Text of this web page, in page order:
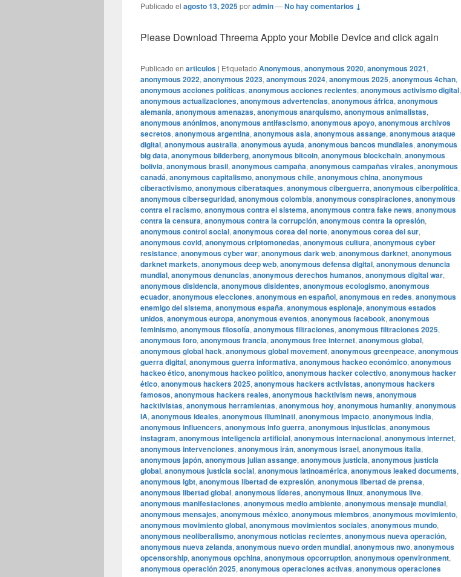
Publicado el agosto 13, 2025poradmin—No hay comentarios ↓
Please Download Threema Appto your Mobile Device and click again
Publicado en articulos | Etiquetado Anonymous, anonymous 2020, anonymous 2021,
anonymous 2022, anonymous 2023, anonymous 2024, anonymous 2025, anonymous 4chan,
anonymous acciones políticas, anonymous acciones recientes, anonymous activismo digital,
anonymous actualizaciones, anonymous advertencias, anonymous áfrica, anonymous
alemania, anonymous amenazas, anonymous anarquismo, anonymous animalistas,
anonymous anónimos, anonymous antifascismo, anonymous apoyo, anonymous archivos
secretos, anonymous argentina, anonymous asia, anonymous assange, anonymous ataque
digital, anonymous australia, anonymous ayuda, anonymous bancos mundiales, anonymous
big data, anonymous bilderberg, anonymous bitcoin, anonymous blockchain, anonymous
bolivia, anonymous brasil, anonymous campaña, anonymous campañas virales, anonymous
canadá, anonymous capitalismo, anonymous chile, anonymous china, anonymous
ciberactivismo, anonymous ciberataques, anonymous ciberguerra, anonymous ciberpolítica,
anonymous ciberseguridad, anonymous colombia, anonymous conspiraciones, anonymous
contra el racismo, anonymous contra el sistema, anonymous contra fake news, anonymous
contra la censura, anonymous contra la corrupción, anonymous contra la opresión,
anonymous control social, anonymous corea del norte, anonymous corea del sur,
anonymous covid, anonymous criptomonedas, anonymous cultura, anonymous cyber
resistance, anonymous cyber war, anonymous dark web, anonymous darknet, anonymous
darknet markets, anonymous deep web, anonymous defensa digital, anonymous denuncia
mundial, anonymous denuncias, anonymous derechos humanos, anonymous digital war,
anonymous disidencia, anonymous disidentes, anonymous ecologismo, anonymous
ecuador, anonymous elecciones, anonymous en español, anonymous en redes, anonymous
enemigo del sistema, anonymous españa, anonymous espionaje, anonymous estados
unidos, anonymous europa, anonymous eventos, anonymous facebook, anonymous
feminismo, anonymous filosofía, anonymous filtraciones, anonymous filtraciones 2025,
anonymous foro, anonymous francia, anonymous free internet, anonymous global,
anonymous global hack, anonymous global movement, anonymous greenpeace, anonymous
guerra digital, anonymous guerra informativa, anonymous hackeo económico, anonymous
hackeo ético, anonymous hackeo político, anonymous hacker colectivo, anonymous hacker
ético, anonymous hackers 2025, anonymous hackers activistas, anonymous hackers
famosos, anonymous hackers reales, anonymous hacktivism news, anonymous
hacktivistas, anonymous herramientas, anonymous hoy, anonymous humanity, anonymous
IA, anonymous ideales, anonymous illuminati, anonymous impacto, anonymous india,
anonymous influencers, anonymous info guerra, anonymous injusticias, anonymous
instagram, anonymous inteligencia artificial, anonymous internacional, anonymous internet,
anonymous intervenciones, anonymous irán, anonymous israel, anonymous italia,
anonymous japón, anonymous julian assange, anonymous justicia, anonymous justicia
global, anonymous justicia social, anonymous latinoamérica, anonymous leaked documents,
anonymous lgbt, anonymous libertad de expresión, anonymous libertad de prensa,
anonymous libertad global, anonymous líderes, anonymous linux, anonymous live,
anonymous manifestaciones, anonymous medio ambiente, anonymous mensaje mundial,
anonymous mensajes, anonymous méxico, anonymous miembros, anonymous movimiento,
anonymous movimiento global, anonymous movimientos sociales, anonymous mundo,
anonymous neoliberalismo, anonymous noticias recientes, anonymous nueva operación,
anonymous nueva zelanda, anonymous nuevo orden mundial, anonymous nwo, anonymous
opcensorship, anonymous opchina, anonymous opcorruption, anonymous openvironment,
anonymous operación 2025, anonymous operaciones activas, anonymous operaciones